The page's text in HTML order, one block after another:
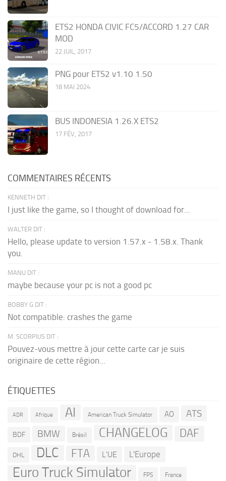
ETS2 HONDA CIVIC FC5/ACCORD 1.27 CAR
MOD
22 JUIL, 2017
PNG pour ETS2 v1.10 1.50
18 MAI 2024
BUS INDONESIA 1.26.X ETS2
17 FÉV, 2017
COMMENTAIRES RÉCENTS
KENNETH DIT :
I just like the game, so I thought of download for...
WALTER DIT :
Hello, please update to version 1.57.x - 1.58.x. Thank
you.
MANU DIT :
maybe because your pc is not a good pc
BOBBY G DIT :
Not compatible: crashes the game
M. SCORPIUS DIT :
Pouvez-vous mettre à jour cette carte car je suis
originaire de cette région...
ÉTIQUETTES
ADR Afrique AI American Truck Simulator AO ATS
BDF BMW Brésil CHANGELOG DAF
DHL DLC FTA L'UE L'Europe
Euro Truck Simulator FPS France